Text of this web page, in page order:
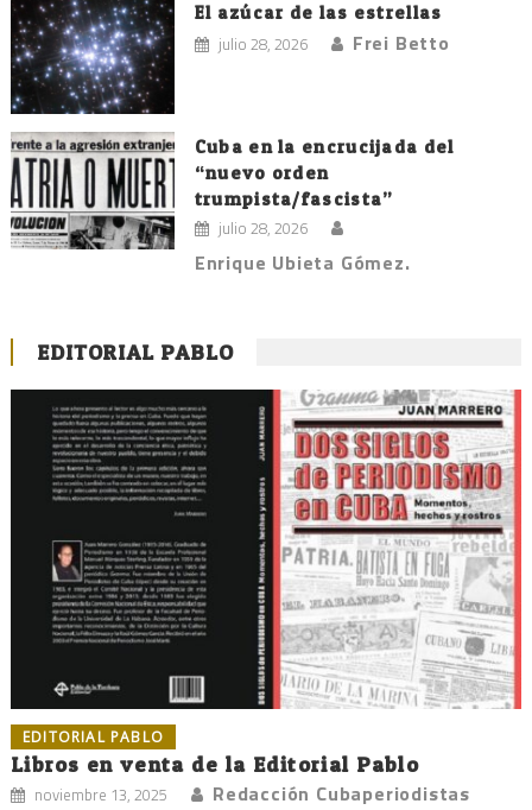
El azúcar de las estrellas
julio 28, 2026 Frei Betto
Cuba en la encrucijada del
“nuevo orden
trumpista/fascista”
julio 28, 2026
Enrique Ubieta Gómez.
EDITORIAL PABLO
EDITORIAL PABLO
Libros en venta de la Editorial Pablo
noviembre 13, 2025 Redacción Cubaperiodistas